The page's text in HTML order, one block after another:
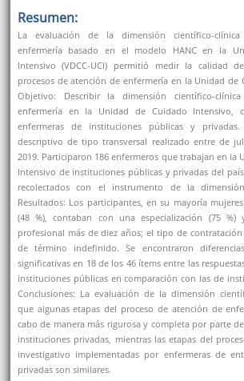
Resumen:
La evaluación de la dimensión científico-
enfermería basado en el modelo HANC en la
Intensivo (VDCC-UCI) permitió medir la calidad
procesos de atención de enfermería en la Unidad de
Objetivo: Describir la dimensión científico-
enfermería en la Unidad de Cuidado Intensivo,
enfermeras de instituciones públicas y
descriptivo de tipo transversal realizado entre de
2019. Participaron 186 enfermeros que trabajan en la
Intensivo de instituciones públicas y privadas del
recolectados con el instrumento de la
Resultados: Los participantes, en su mayoría
(48 %), contaban con una especialización (75 %)
profesional más de diez años; el tipo de
de término indefinido. Se encontraron
significativas en 18 de los 46 ítems entre las
instituciones públicas en comparación con las de
Conclusiones: La evaluación de la dimensión
que algunas etapas del proceso de atención de
cabo de manera más rigurosa y completa por parte
instituciones privadas, mientras las etapas del
investigativo implementadas por enfermeras de
privadas son similares.